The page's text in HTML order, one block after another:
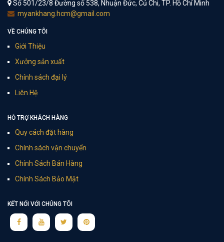
Số 501/23/8 Đường số 538, Nhuận Đức, Củ Chi, TP. Hồ Chí Minh
myankhang.hcm@gmail.com
VỀ CHÚNG TÔI
Giới Thiệu
Xưởng sản xuất
Chính sách đại lý
Liên Hệ
HỖ TRỢ KHÁCH HÀNG
Quy cách đặt hàng
Chính sách vận chuyển
Chính Sách Bán Hàng
Chính Sách Bảo Mật
KẾT NỐI VỚI CHÚNG TÔI